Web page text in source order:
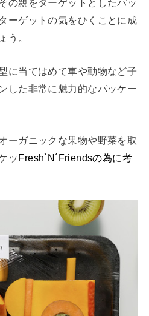
の親をターゲットとしたパッ
ーゲットの気をひくことに成
う。
に当てはめて車や動物など子
した非常に魅力的なパッケー
ーガニックな果物や野菜を取
ッFresh`N´Friendsの為に考